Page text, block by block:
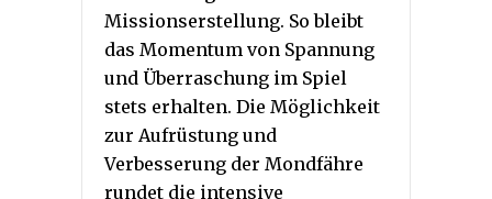
Missionserstellung. So bleibt
das Momentum von Spannung
und Überraschung im Spiel
stets erhalten. Die Möglichkeit
zur Aufrüstung und
Verbesserung der Mondfähre
rundet die intensive